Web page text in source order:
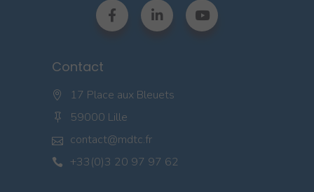
Contact
17 Place aux Bleuets
59000 Lille
contact@mdtc.fr
+33(0)3 20 97 97 62